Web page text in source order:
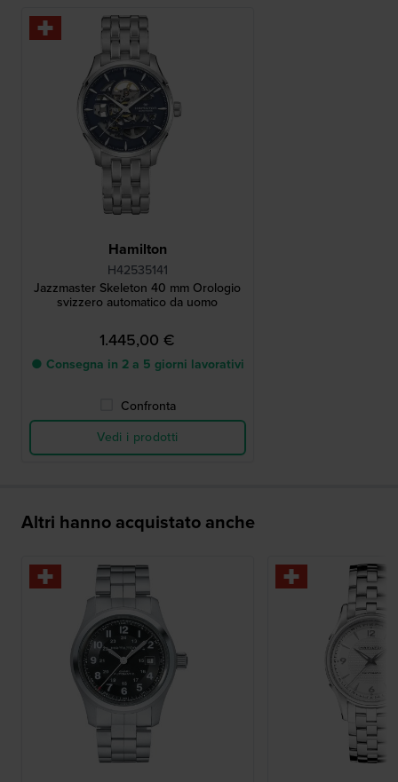
Hamilton
H42535141
Jazzmaster Skeleton 40 mm Orologio
svizzero automatico da uomo
1.445,00 €
● Consegna in 2 a 5 giorni lavorativi
Confronta
Vedi i prodotti
Altri hanno acquistato anche